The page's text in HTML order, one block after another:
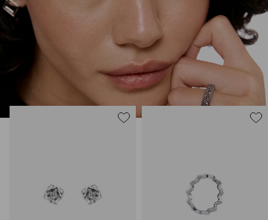
таинственность, спрятанная в глубине личности. А белые –
ясная частица нашей души, все светлое, что в нас есть.
Украшения 35.02 – ваш рассказ о себе без слов.